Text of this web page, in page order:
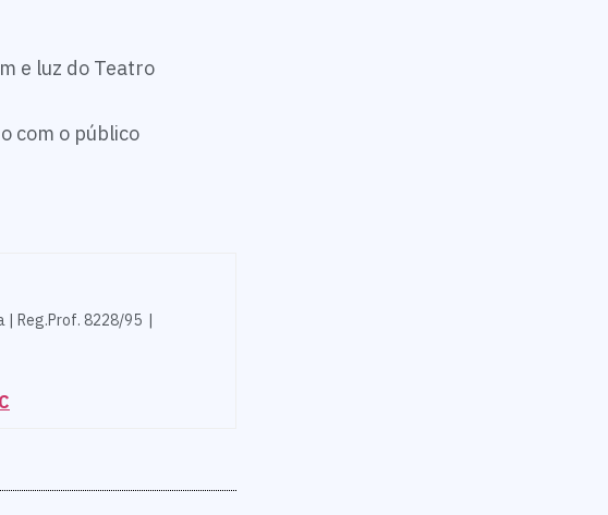
e luz do Teatro
com o público
| Reg.Prof. 8228/95 |